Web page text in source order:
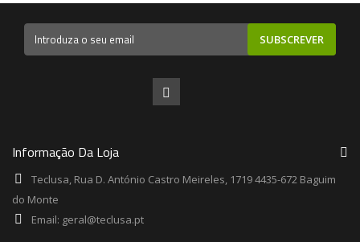
SUBSCREVER
Informação Da Loja
Teclusa, Rua D. António Castro Meireles, 1719 4435-672 Baguim
do Monte
Email: geral@teclusa.pt